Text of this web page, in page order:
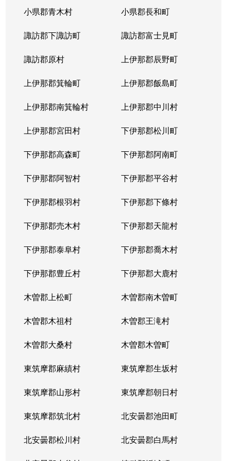
小県郡青木村 小県郡長和町
諏訪郡下諏訪町 諏訪郡富士見町
諏訪郡原村 上伊那郡辰野町
上伊那郡箕輪町 上伊那郡飯島町
上伊那郡南箕輪村 上伊那郡中川村
上伊那郡宮田村 下伊那郡松川町
下伊那郡高森町 下伊那郡阿南町
下伊那郡阿智村 下伊那郡平谷村
下伊那郡根羽村 下伊那郡下條村
下伊那郡売木村 下伊那郡天龍村
下伊那郡泰阜村 下伊那郡喬木村
下伊那郡豊丘村 下伊那郡大鹿村
木曽郡上松町 木曽郡南木曽町
木曽郡木祖村 木曽郡王滝村
木曽郡大桑村 木曽郡木曽町
東筑摩郡麻績村 東筑摩郡生坂村
東筑摩郡山形村 東筑摩郡朝日村
東筑摩郡筑北村 北安曇郡池田町
北安曇郡松川村 北安曇郡白馬村